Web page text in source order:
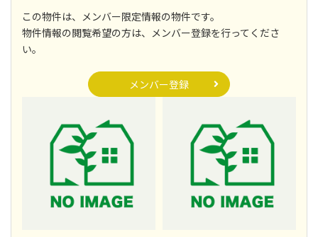
この物件は、メンバー限定情報の物件です。
物件情報の閲覧希望の方は、メンバー登録を行ってくださ
い。
メンバー登録